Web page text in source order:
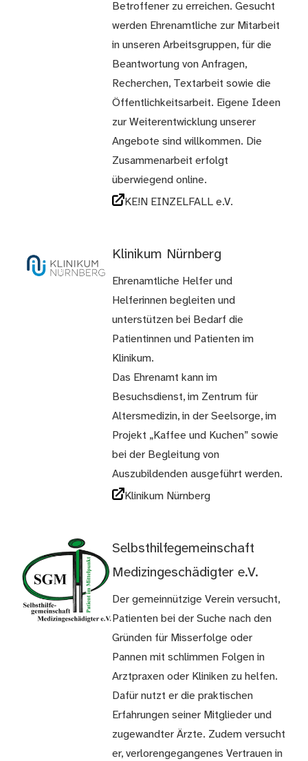
Betroffener zu erreichen. Gesucht
werden Ehrenamtliche zur Mitarbeit
in unseren Arbeitsgruppen, für die
Beantwortung von Anfragen,
Recherchen, Textarbeit sowie die
Öffentlichkeitsarbeit. Eigene Ideen
zur Weiterentwicklung unserer
Angebote sind willkommen. Die
Zusammenarbeit erfolgt
überwiegend online.
KE!N EINZELFALL e.V.
Klinikum Nürnberg
Ehrenamtliche Helfer und
Helferinnen begleiten und
unterstützen bei Bedarf die
Patientinnen und Patienten im
Klinikum.
Das Ehrenamt kann im
Besuchsdienst, im Zentrum für
Altersmedizin, in der Seelsorge, im
Projekt „Kaffee und Kuchen” sowie
bei der Begleitung von
Auszubildenden ausgeführt werden.
Klinikum Nürnberg
Selbsthilfegemeinschaft
Medizingeschädigter e.V.
Der gemeinnützige Verein versucht,
Patienten bei der Suche nach den
Gründen für Misserfolge oder
Pannen mit schlimmen Folgen in
Arztpraxen oder Kliniken zu helfen.
Dafür nutzt er die praktischen
Erfahrungen seiner Mitglieder und
zugewandter Ärzte. Zudem versucht
er, verlorengegangenes Vertrauen in